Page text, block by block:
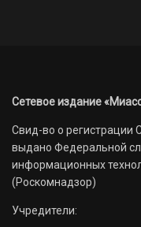
Сетевое издание
Свид-во о
выдано Федеральной
информационных
(Роскомнадзор)
Учредители: